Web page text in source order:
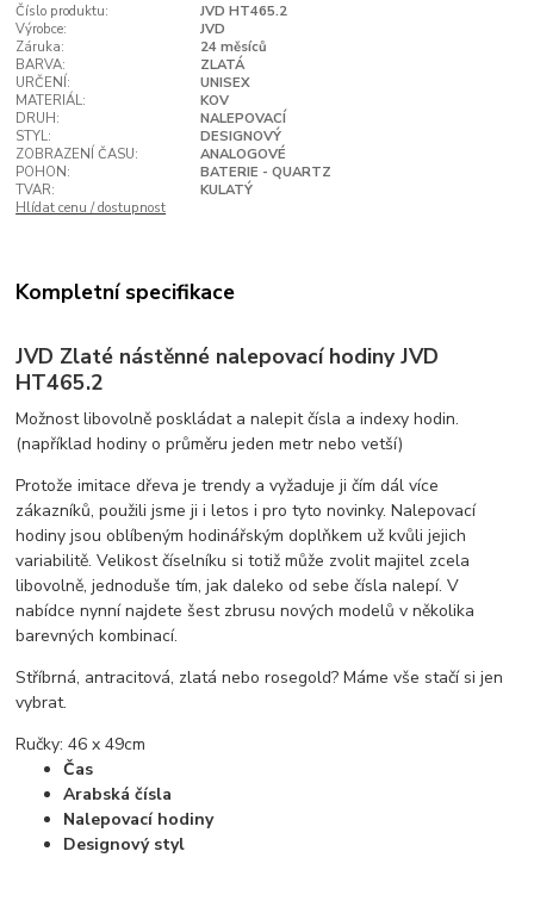
Číslo produktu:
JVD HT465.2
Výrobce:
JVD
Záruka:
24 měsíců
BARVA:
ZLATÁ
URČENÍ:
UNISEX
MATERIÁL:
KOV
DRUH:
NALEPOVACÍ
STYL:
DESIGNOVÝ
ZOBRAZENÍ ČASU:
ANALOGOVÉ
POHON:
BATERIE - QUARTZ
TVAR:
KULATÝ
Hlídat cenu / dostupnost
Kompletní specifikace
JVD Zlaté nástěnné nalepovací hodiny JVD
HT465.2
Možnost libovolně poskládat a nalepit čísla a indexy hodin.
(například hodiny o průměru jeden metr nebo vetší)
Protože imitace dřeva je trendy a vyžaduje ji čím dál více
zákazníků, použili jsme ji i letos i pro tyto novinky. Nalepovací
hodiny jsou oblíbeným hodinářským doplňkem už kvůli jejich
variabilitě. Velikost číselníku si totiž může zvolit majitel zcela
libovolně, jednoduše tím, jak daleko od sebe čísla nalepí. V
nabídce nynní najdete šest zbrusu nových modelů v několika
barevných kombinací.
Stříbrná, antracitová, zlatá nebo rosegold? Máme vše stačí si jen
vybrat.
Ručky: 46 x 49cm
Čas
Arabská čísla
Nalepovací hodiny
Designový styl